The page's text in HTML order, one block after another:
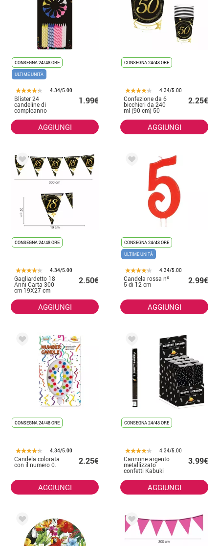
CONSEGNA 24/48 ORE
ULTIME UNITÀ
4.34/5.00
Blister 24
candeline di
compleanno
1.99€
AGGIUNGI
CONSEGNA 24/48 ORE
4.34/5.00
Confezione da 6
bicchieri da 240
ml (90 cm) 50
anni
2.25€
AGGIUNGI
CONSEGNA 24/48 ORE
4.34/5.00
Gagliardetto 18
Anni Carta 300
cm 19X27 cm
2.50€
AGGIUNGI
CONSEGNA 24/48 ORE
ULTIME UNITÀ
4.34/5.00
Candela rossa nº
5 di 12 cm 2.99€
AGGIUNGI
CONSEGNA 24/48 ORE
4.34/5.00
Candela colorata
con il numero 0. 2.25€
AGGIUNGI
CONSEGNA 24/48 ORE
4.34/5.00
Cannone argento
metallizzato
confetti Kabuki
matrimoni
3.99€
AGGIUNGI